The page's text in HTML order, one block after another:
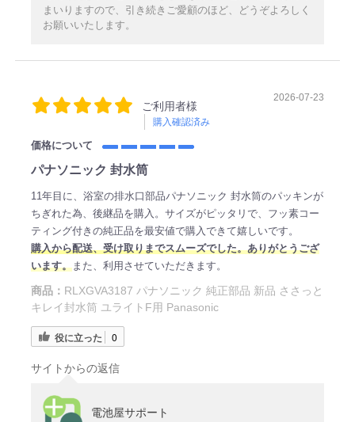
まいりますので、引き続きご愛顧のほど、どうぞよろしく
お願いいたします。
ご利用者様
購入確認済み
2026-07-23
価格について
パナソニック 封水筒
11年目に、浴室の排水口部品パナソニック 封水筒のパッキンが
ちぎれた為、後継品を購入。サイズがピッタリで、フッ素コー
ティング付きの純正品を最安値で購入できて嬉しいです。
購入から配送、受け取りまでスムーズでした。ありがとうござ
います。また、利用させていただきます。
商品： RLXGVA3187 パナソニック 純正部品 新品 ささっと
キレイ封水筒 ユライトF用 Panasonic
役に立った 0
サイトからの返信
電池屋サポート